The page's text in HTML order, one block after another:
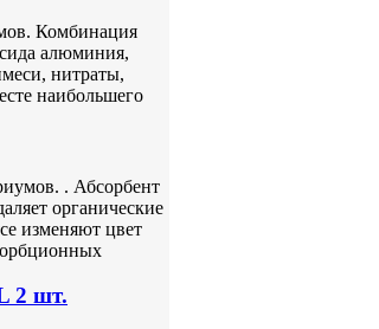
Комбинация
алюминия,
нитраты,
наибольшего
. Абсорбент
органические
изменяют цвет
2 шт.